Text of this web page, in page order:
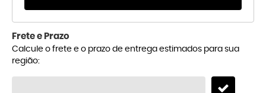
Frete e Prazo
Calcule o frete e o prazo de entrega estimados para sua
região: